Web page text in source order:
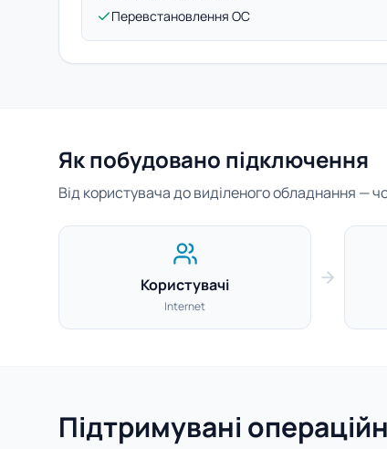
Перевстановлення ОС
Як побудовано підключення
Від користувача до виділеного обладнання —
Користувачі
Internet
Підтримувані